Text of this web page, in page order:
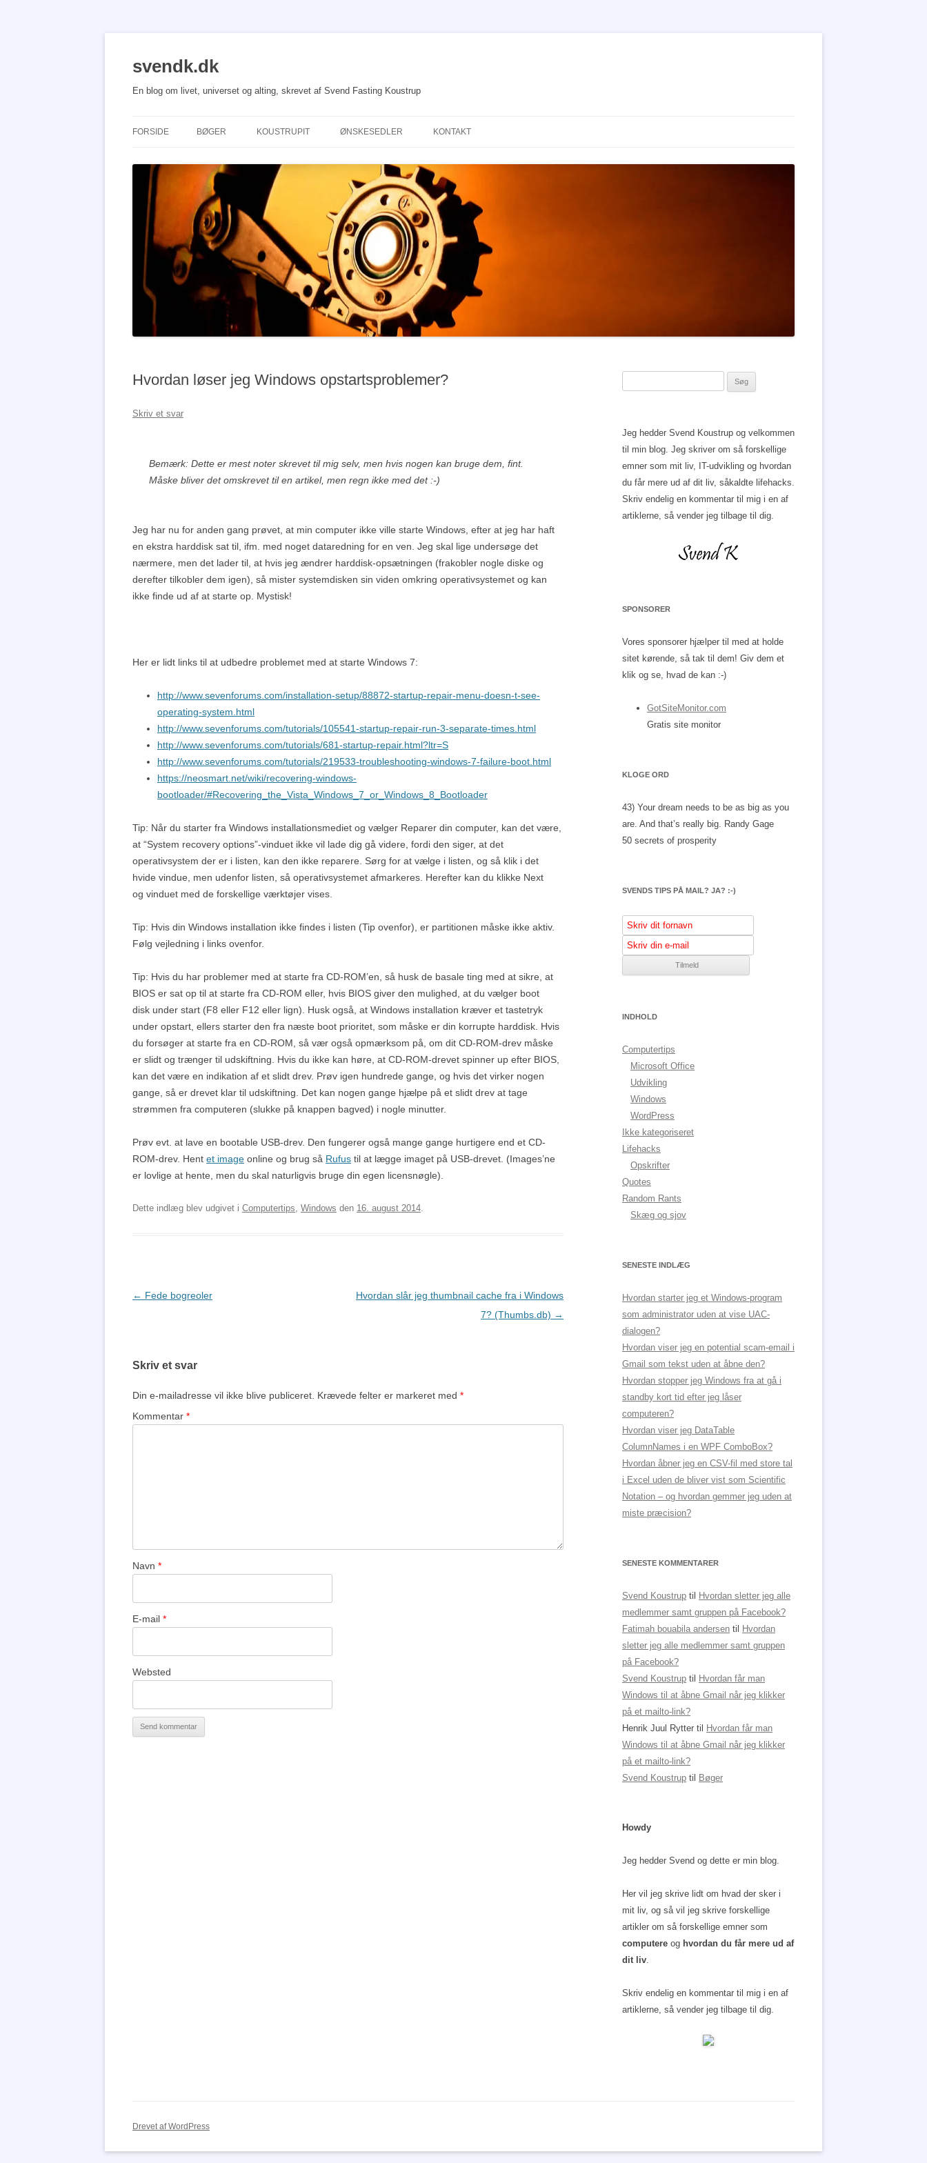
svendk.dk
En blog om livet, universet og alting, skrevet af Svend Fasting Koustrup
FORSIDE BØGER KOUSTRUPIT ØNSKESEDLER KONTAKT
Hvordan løser jeg Windows opstartsproblemer?
Skriv et svar
Bemærk: Dette er mest noter skrevet til mig selv, men hvis nogen kan bruge dem, fint.
Måske bliver det omskrevet til en artikel, men regn ikke med det :-)
Jeg har nu for anden gang prøvet, at min computer ikke ville starte Windows, efter at jeg har haft
en ekstra harddisk sat til, ifm. med noget dataredning for en ven. Jeg skal lige undersøge det
nærmere, men det lader til, at hvis jeg ændrer harddisk-opsætningen (frakobler nogle diske og
derefter tilkobler dem igen), så mister systemdisken sin viden omkring operativsystemet og kan
ikke finde ud af at starte op. Mystisk!
Her er lidt links til at udbedre problemet med at starte Windows 7:
http://www.sevenforums.com/installation-setup/88872-startup-repair-menu-doesn-t-see-
operating-system.html
http://www.sevenforums.com/tutorials/105541-startup-repair-run-3-separate-times.html
http://www.sevenforums.com/tutorials/681-startup-repair.html?ltr=S
http://www.sevenforums.com/tutorials/219533-troubleshooting-windows-7-failure-boot.html
https://neosmart.net/wiki/recovering-windows-
bootloader/#Recovering_the_Vista_Windows_7_or_Windows_8_Bootloader
Tip: Når du starter fra Windows installationsmediet og vælger Reparer din computer, kan det være,
at “System recovery options”-vinduet ikke vil lade dig gå videre, fordi den siger, at det
operativsystem der er i listen, kan den ikke reparere. Sørg for at vælge i listen, og så klik i det
hvide vindue, men udenfor listen, så operativsystemet afmarkeres. Herefter kan du klikke Next
og vinduet med de forskellige værktøjer vises.
Tip: Hvis din Windows installation ikke findes i listen (Tip ovenfor), er partitionen måske ikke aktiv.
Følg vejledning i links ovenfor.
Tip: Hvis du har problemer med at starte fra CD-ROM’en, så husk de basale ting med at sikre, at
BIOS er sat op til at starte fra CD-ROM eller, hvis BIOS giver den mulighed, at du vælger boot
disk under start (F8 eller F12 eller lign). Husk også, at Windows installation kræver et tastetryk
under opstart, ellers starter den fra næste boot prioritet, som måske er din korrupte harddisk. Hvis
du forsøger at starte fra en CD-ROM, så vær også opmærksom på, om dit CD-ROM-drev måske
er slidt og trænger til udskiftning. Hvis du ikke kan høre, at CD-ROM-drevet spinner up efter BIOS,
kan det være en indikation af et slidt drev. Prøv igen hundrede gange, og hvis det virker nogen
gange, så er drevet klar til udskiftning. Det kan nogen gange hjælpe på et slidt drev at tage
strømmen fra computeren (slukke på knappen bagved) i nogle minutter.
Prøv evt. at lave en bootable USB-drev. Den fungerer også mange gange hurtigere end et CD-
ROM-drev. Hent et image online og brug så Rufus til at lægge imaget på USB-drevet. (Images’ne
er lovlige at hente, men du skal naturligvis bruge din egen licensnøgle).
Dette indlæg blev udgivet i Computertips Windows den 16. august 2014
Indlægsnavigation
← Fede bogreoler
Hvordan slår jeg thumbnail cache fra i Windows
7? (Thumbs.db) →
Skriv et svar
Din e-mailadresse vil ikke blive publiceret. Krævede felter er markeret med *
Kommentar *
Navn *
E-mail *
Websted
Jeg hedder Svend Koustrup og velkommen
til min blog. Jeg skriver om så forskellige
emner som mit liv, IT-udvikling og hvordan
du får mere ud af dit liv, såkaldte lifehacks.
Skriv endelig en kommentar til mig i en af
artiklerne, så vender jeg tilbage til dig.
SPONSORER
Vores sponsorer hjælper til med at holde
sitet kørende, så tak til dem! Giv dem et
klik og se, hvad de kan :-)
GotSiteMonitor.com
Gratis site monitor
KLOGE ORD
43) Your dream needs to be as big as you
are. And that’s really big.
Randy Gage
50 secrets of prosperity
SVENDS TIPS PÅ MAIL? JA? :-)
INDHOLD
Computertips
Microsoft Office
Udvikling
Windows
WordPress
Ikke kategoriseret
Lifehacks
Opskrifter
Quotes
Random Rants
Skæg og sjov
SENESTE INDLÆG
Hvordan starter jeg et Windows-program
som administrator uden at vise UAC-
dialogen?
Hvordan viser jeg en potential scam-email i
Gmail som tekst uden at åbne den?
Hvordan stopper jeg Windows fra at gå i
standby kort tid efter jeg låser
computeren?
Hvordan viser jeg DataTable
ColumnNames i en WPF ComboBox?
Hvordan åbner jeg en CSV-fil med store tal
i Excel uden de bliver vist som Scientific
Notation – og hvordan gemmer jeg uden at
miste præcision?
SENESTE KOMMENTARER
Svend Koustrup til
Hvordan sletter jeg alle
medlemmer samt gruppen på Facebook?
Fatimah bouabila andersen til
Hvordan
sletter jeg alle medlemmer samt gruppen
på Facebook?
Svend Koustrup til
Hvordan får man
Windows til at åbne Gmail når jeg klikker
på et mailto-link?
Henrik Juul Rytter til
Hvordan får man
Windows til at åbne Gmail når jeg klikker
på et mailto-link?
Svend Koustrup til Bøger
Howdy
Jeg hedder Svend og dette er min blog.
Her vil jeg skrive lidt om hvad der sker i
mit liv, og så vil jeg skrive forskellige
artikler om så forskellige emner som
computere og hvordan du får mere ud af
dit liv
Skriv endelig en kommentar til mig i en af
artiklerne, så vender jeg tilbage til dig.
Drevet af WordPress